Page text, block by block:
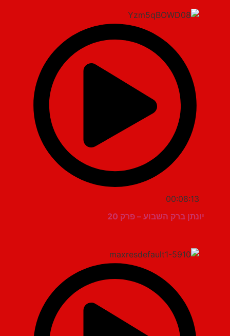
00:08:13
יונתן ברק השבוע – פרק 20